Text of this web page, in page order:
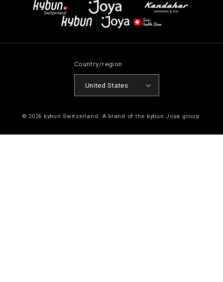
Country/region
United States
© 2026 kybun Switzerland. A brand of the kybun Joya group.